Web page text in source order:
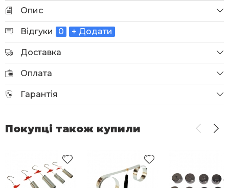
Опис
Відгуки 0 + Додати
Доставка
Оплата
Гарантія
Покупці також купили